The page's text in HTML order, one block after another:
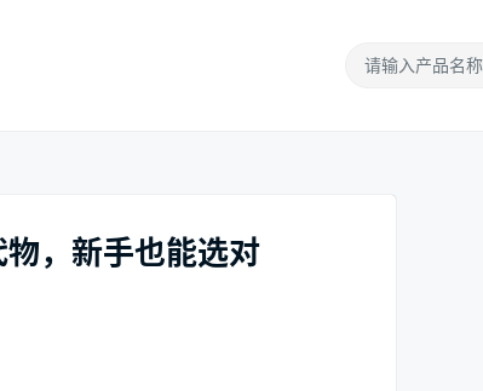
，新手也能选对